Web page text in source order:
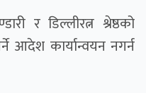
र डिल्लीरत्न श्रेष्ठको
आदेश कार्यान्वयन नगर्न